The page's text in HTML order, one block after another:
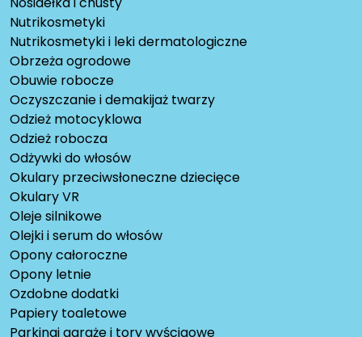
Nutrikosmetyki
Nutrikosmetyki i leki dermatologiczne
Obrzeża ogrodowe
Obuwie robocze
Oczyszczanie i demakijaż twarzy
Odzież motocyklowa
Odzież robocza
Odżywki do włosów
Okulary przeciwsłoneczne dziecięce
Okulary VR
Oleje silnikowe
Olejki i serum do włosów
Opony całoroczne
Opony letnie
Ozdobne dodatki
Papiery toaletowe
Parkingi garaże i tory wyścigowe